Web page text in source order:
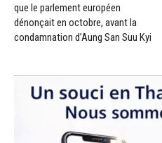
que le parlement européen
dénonçait en octobre, avant la
condamnation d’Aung San Suu Kyi